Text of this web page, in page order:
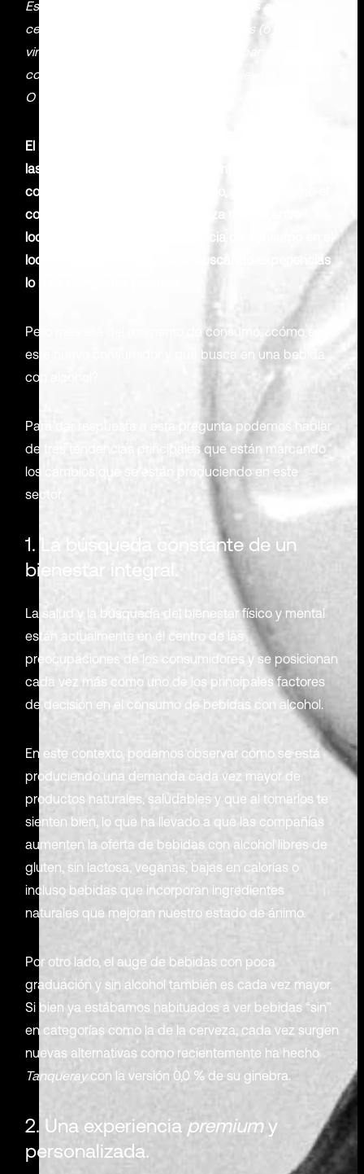
Es sábado por la noche. Quedas con tus amigos para
cenar mientras te bebes unas cervezas (o unos
vinos). Termina la cena y os vais a un bar a tomar una
copa, a menudo sin saber dónde os llevará la noche.
O al menos así era hasta hace unos años.
El momento de consumo de bebidas alcohólicas en
las nuevas generaciones está cambiando. Crece el
consumo diurno frente al nocturno, y vemos como el
consumidor cada vez se desplaza menos entre
locales, pero alarga su experiencia de consumo en el
local en el que se encuentra, buscando experiencias
lo más completas posibles.
Pero más allá del momento de consumo, ¿cómo es
este nuevo consumidor y qué busca en una bebida
con alcohol?
Para dar respuesta a esta pregunta podemos hablar
de tres tendencias principales que están marcando
los cambios que se están produciendo en este
sector.
1. La búsqueda constante de un
bienestar integral.
La salud y la búsqueda del bienestar físico y mental
están actualmente en el centro de las
preocupaciones de los consumidores y se posicionan
cada vez más como uno de los principales factores
de decisión en el consumo de bebidas con alcohol.
En este contexto, podemos observar cómo se está
produciendo una demanda cada vez mayor de
productos naturales, saludables y que al tomarlos te
sienten bien, lo que ha llevado a que las compañías
aumenten la oferta de bebidas con alcohol libres de
gluten, sin lactosa, veganas, bajas en calorías o
incluso bebidas que incorporan ingredientes
naturales que mejoran nuestro estado de ánimo.
Por otro lado, el auge de bebidas con poca
graduación y sin alcohol también es cada vez mayor.
Si bien ya estábamos habituados a ver bebidas “sin”
en categorías como la de la cerveza, cada vez surgen
nuevas alternativas como recientemente ha hecho
Tanqueraycon la versión 0,0 % de su ginebra.
2. Una experiencia premiumy
personalizada.